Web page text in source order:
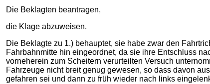
Die Beklagten beantragen,
die Klage abzuweisen.
Die Beklagte zu 1.) behauptet, sie habe zwar den
Fahrbahnmitte hin eingeordnet, da sie ihre Entschluss
vorneherein zum Scheitern verurteilten Versuch
Fahrzeuge nicht breit genug gewesen, so dass davon
gefahren sei und dann zu früh wieder nach links